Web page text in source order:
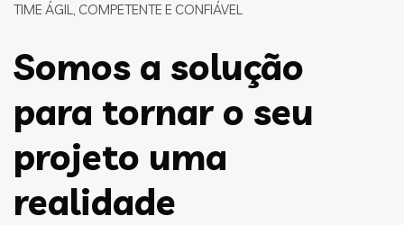
TIME ÁGIL, COMPETENTE E CONFIÁVEL
Somos a solução
para tornar o seu
projeto uma
realidade